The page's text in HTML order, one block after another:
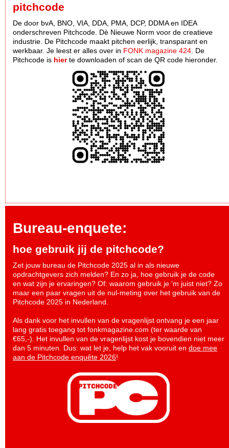
pitchcode
De door bvA, BNO, VIA, DDA, PMA, DCP, DDMA en IDEA
onderschreven Pitchcode. Dè Nieuwe Norm voor de creatieve
industrie. De Pitchcode maakt pitchen eerlijk, transparant en
werkbaar. Je leest er alles over in FONK magazine 424 . De
Pitchcode is hierte downloaden of scan de QR code hieronder.
Bureau-enquete:
hoe gebruik jij de pitchcode?
Zet jouw bureau de Pitchcode 2025 al in als nieuwe
opdrachtgevers zich melden? En zo ja, hoe gebruik je de code
en wat zijn je ervaringen? Of: waarom gebruik je ‘m juist niet? Zo
maar een paar vragen uit de nul-meting over het gebruik van de
Pitchcode 2025 in Nederland.
Als dank voor het invullen van de vragenlijst ontvang je een jaar
lang gratis toegang tot fonkmagazine.com (ter waarde van
€65,-). Het invullen van de vragenlijst kost je bovendien niet meer
dan 5 minuten. Dus: wat let je, help het vak vooruit en doe mee
aan de Pitchcode enquête 2026!